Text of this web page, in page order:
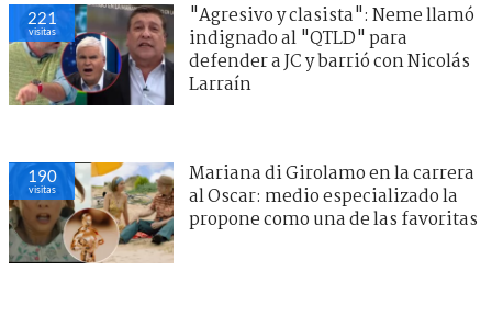
221
visitas
"Agresivo y clasista": Neme llamó
indignado al "QTLD" para
defender a JC y barrió con Nicolás
Larraín
190
visitas
Mariana di Girolamo en la carrera
al Oscar: medio especializado la
propone como una de las favoritas